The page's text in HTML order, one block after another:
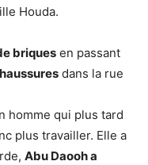
Houda.
briques en passant
dans la rue
homme qui plus tard
plus travailler. Elle a
Abu Daooh a